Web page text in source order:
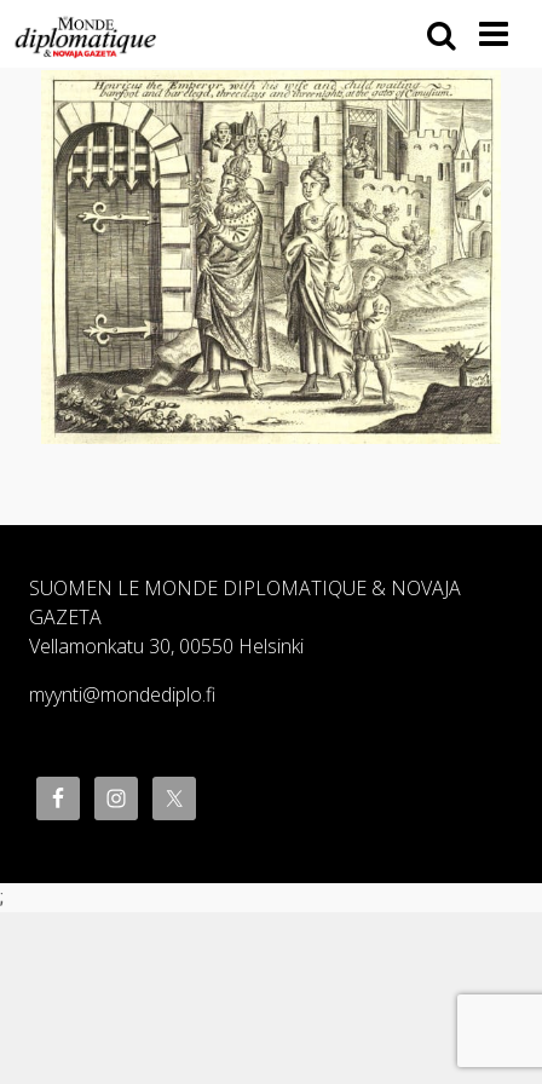
SUOMEN LE MONDE DIPLOMATIQUE & NOVAJA
GAZETA
Vellamonkatu 30, 00550 Helsinki
myynti@mondediplo.fi
;